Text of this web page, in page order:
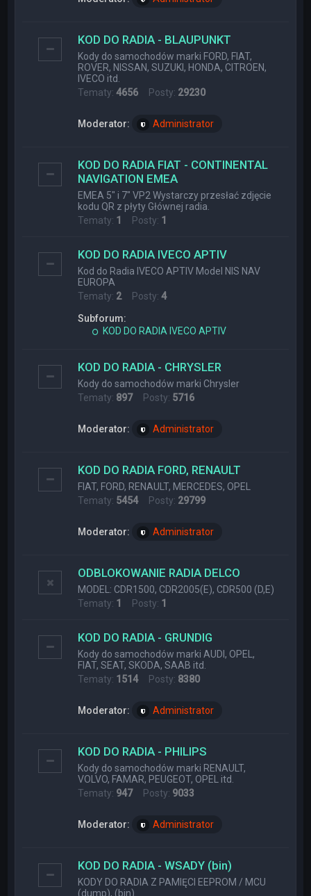
KOD DO RADIA - BLAUPUNKT
Kody do samochodów marki FORD, FIAT,
ROVER, NISSAN, SUZUKI, HONDA, CITROEN,
IVECO itd.
Tematy:4656 Posty: 29230
Moderator: Administrator
KOD DO RADIA FIAT - CONTINENTAL
NAVIGATION EMEA
EMEA 5" i 7" VP2 Wystarczy przesłać zdjęcie
kodu QR z płyty Głównej radia.
Tematy: 1 Posty: 1
KOD DO RADIA IVECO APTIV
Kod do Radia IVECO APTIV Model NIS NAV
EUROPA
Tematy: 2Posty:4
Subforum:
KOD DO RADIA IVECO APTIV
KOD DO RADIA - CHRYSLER
Kody do samochodów marki Chrysler
Tematy: 897Posty: 5716
Moderator: Administrator
KOD DO RADIA FORD, RENAULT
FIAT, FORD, RENAULT, MERCEDES, OPEL
Tematy: 5454Posty: 29799
Moderator: Administrator
ODBLOKOWANIE RADIA DELCO
MODEL: CDR1500, CDR2005(E), CDR500 (D,E)
Tematy: 1 Posty: 1
KOD DO RADIA - GRUNDIG
Kody do samochodów marki AUDI, OPEL,
FIAT, SEAT, SKODA, SAAB itd.
Tematy: 1514Posty: 8380
Moderator: Administrator
KOD DO RADIA - PHILIPS
Kody do samochodów marki RENAULT,
VOLVO, FAMAR, PEUGEOT, OPEL itd.
Tematy: 947Posty: 9033
Moderator: Administrator
KOD DO RADIA - WSADY (bin)
KODY DO RADIA Z PAMIĘCI EEPROM / MCU
(dump), (bin)